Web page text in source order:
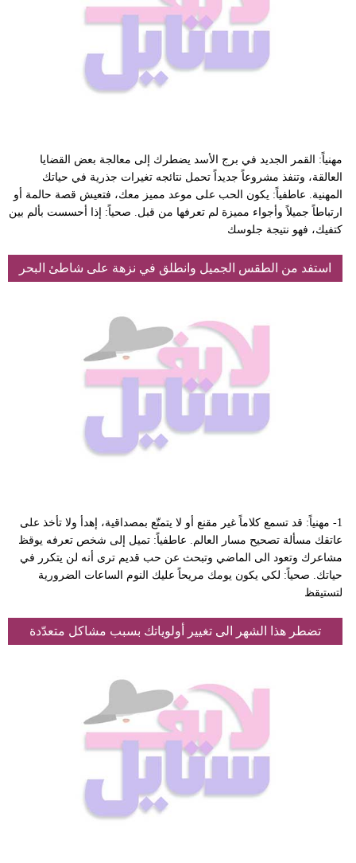
مهنياً: القمر الجديد في برج الأسد يضطرك إلى معالجة بعض القضايا
العالقة، وتنفذ مشروعاً جديداً تحمل نتائجه تغيرات جذرية في حياتك
المهنية. عاطفياً: يكون الحب على موعد مميز معك، فتعيش قصة حالمة أو
ارتباطاً جميلاً وأجواء مميزة لم تعرفها من قبل. صحياً: إذا أحسست بألم بين
كتفيك، فهو نتيجة جلوسك
استفد من الطقس الجميل وانطلق في نزهة على شاطئ البحر
1- مهنياً: قد تسمع كلاماً غير مقنع أو لا يتمتّع بمصداقية، إهدأ ولا تأخذ على
عاتقك مسألة تصحيح مسار العالم. عاطفياً: تميل إلى شخص تعرفه يوقظ
مشاعرك وتعود الى الماضي وتبحث عن حب قديم ترى أنه لن يتكرر في
حياتك. صحياً: لكي يكون يومك مريحاً عليك النوم الساعات الضرورية
لتستيقظ
تضطر هذا الشهر الى تغيير أولوياتك بسبب مشاكل متعدّدة